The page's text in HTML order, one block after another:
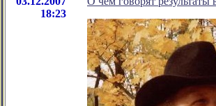
18:23